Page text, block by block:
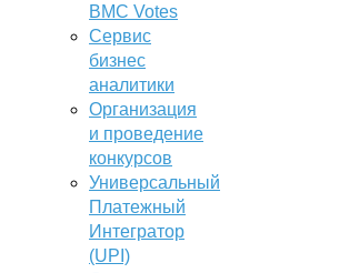
BMC Votes
Сервис
бизнес
аналитики
Организация
и проведение
конкурсов
Универсальный
Платежный
Интегратор
(UPI)